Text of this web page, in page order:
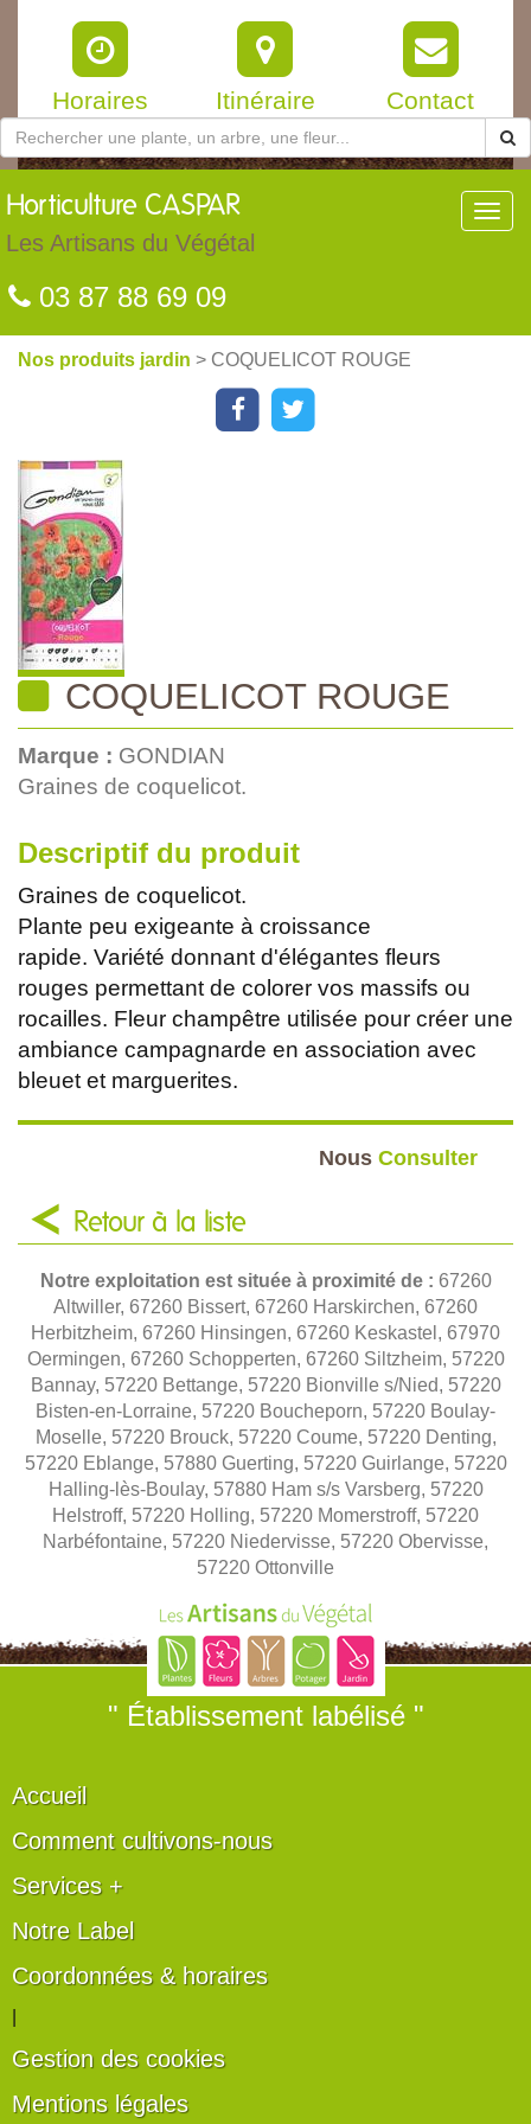
Horaires Itinéraire Contact
Horticulture CASPAR
Les Artisans du Végétal
03 87 88 69 09
Nos produits jardin > COQUELICOT ROUGE
COQUELICOT ROUGE
Marque : GONDIAN
Graines de coquelicot.
Descriptif du produit
Graines de coquelicot.
Plante peu exigeante à croissance
rapide. Variété donnant d'élégantes fleurs
rouges permettant de colorer vos massifs ou
rocailles. Fleur champêtre utilisée pour créer une
ambiance campagnarde en association avec
bleuet et marguerites.
Nous Consulter
Retour à la liste
Notre exploitation est située à proximité de : 67260
Altwiller, 67260 Bissert, 67260 Harskirchen, 67260
Herbitzheim, 67260 Hinsingen, 67260 Keskastel, 67970
Oermingen, 67260 Schopperten, 67260 Siltzheim, 57220
Bannay, 57220 Bettange, 57220 Bionville s/Nied, 57220
Bisten-en-Lorraine, 57220 Boucheporn, 57220 Boulay-
Moselle, 57220 Brouck, 57220 Coume, 57220 Denting,
57220 Eblange, 57880 Guerting, 57220 Guirlange, 57220
Halling-lès-Boulay, 57880 Ham s/s Varsberg, 57220
Helstroff, 57220 Holling, 57220 Momerstroff, 57220
Narbéfontaine, 57220 Niedervisse, 57220 Obervisse,
57220 Ottonville
" Établissement labélisé "
Accueil
Comment cultivons-nous
Services +
Notre Label
Coordonnées & horaires
Gestion des cookies
Mentions légales